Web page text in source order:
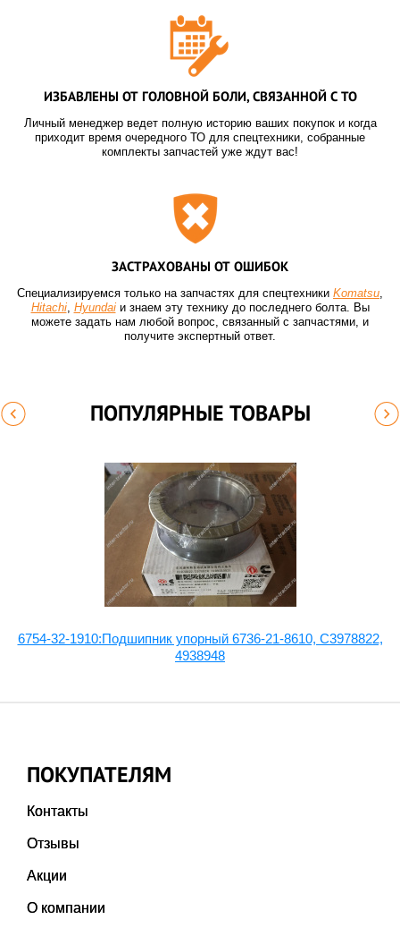
ИЗБАВЛЕНЫ ОТ ГОЛОВНОЙ БОЛИ, СВЯЗАННОЙ С ТО
Личный менеджер ведет полную историю ваших покупок и когда
приходит время очередного ТО для спецтехники, собранные
комплекты запчастей уже ждут вас!
ЗАСТРАХОВАНЫ ОТ ОШИБОК
Специализируемся только на запчастях для спецтехники Komatsu,
Hitachi, Hyundaiи знаем эту технику до последнего болта. Вы
можете задать нам любой вопрос, связанный с запчастями, и
получите экспертный ответ.
ПОПУЛЯРНЫЕ ТОВАРЫ
6754-32-1910:Подшипник упорный 6736-21-8610, C3978822,
4938948
ПОКУПАТЕЛЯМ
Контакты
Отзывы
Акции
О компании